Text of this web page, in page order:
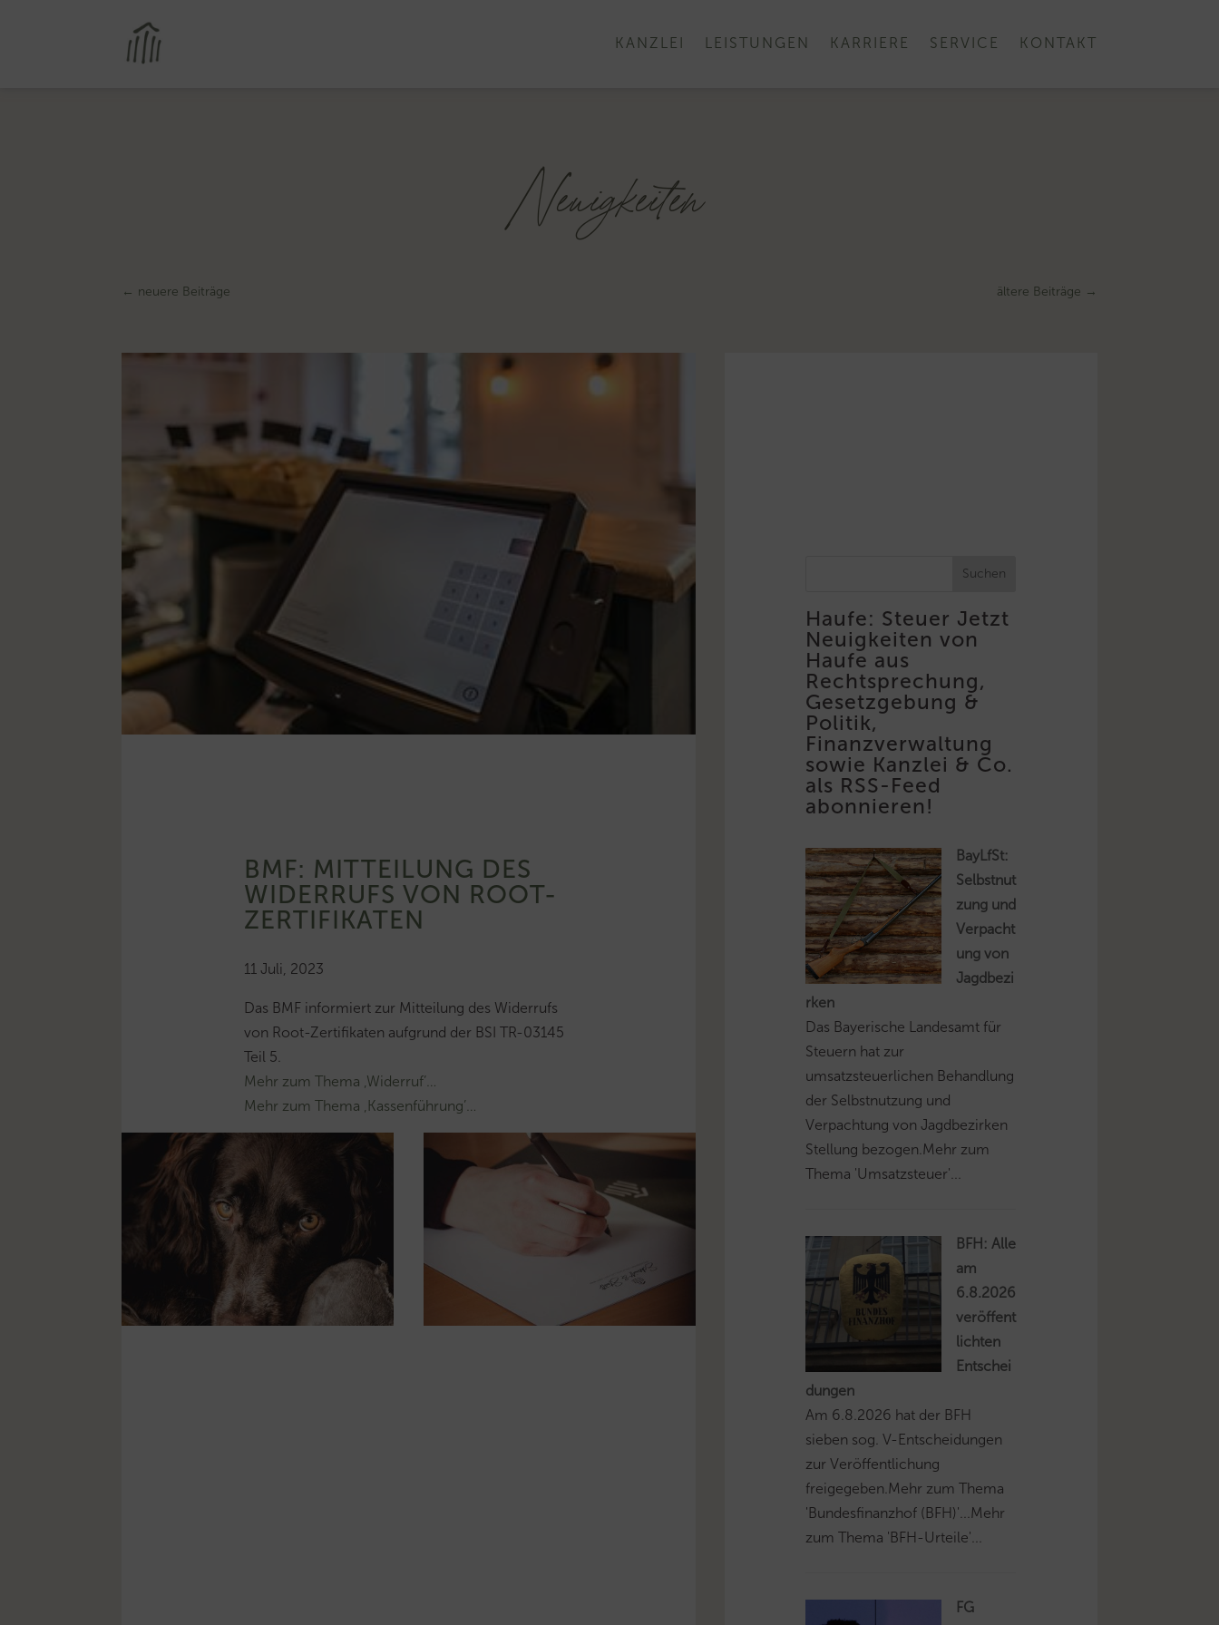
KANZLEI LEISTUNGEN KARRIERE SERVICE KONTAKT
Neuigkeiten
← neuere Beiträge ältere Beiträge →
BMF: MITTEILUNG DES
WIDERRUFS VON ROOT-
ZERTIFIKATEN
11 Juli, 2023
Das BMF informiert zur Mitteilung des Widerrufs
von Root-Zertifikaten aufgrund der BSI TR-03145
Teil 5.
Mehr zum Thema ‚Widerruf’…
Mehr zum Thema ‚Kassenführung’…
Suchen
Haufe: Steuer Jetzt
Neuigkeiten von
Haufe aus
Rechtsprechung,
Gesetzgebung &
Politik,
Finanzverwaltung
sowie Kanzlei & Co.
als RSS-Feed
abonnieren!
BayLfSt:
Selbstnut
zung und
Verpacht
ung von
Jagdbezi
rken
Das Bayerische Landesamt für
Steuern hat zur
umsatzsteuerlichen Behandlung
der Selbstnutzung und
Verpachtung von Jagdbezirken
Stellung bezogen.Mehr zum
Thema 'Umsatzsteuer'...
BFH: Alle
am
6.8.2026
veröffent
lichten
Entschei
dungen
Am 6.8.2026 hat der BFH
sieben sog. V-Entscheidungen
zur Veröffentlichung
freigegeben.Mehr zum Thema
'Bundesfinanzhof (BFH)'...Mehr
zum Thema 'BFH-Urteile'...
FG